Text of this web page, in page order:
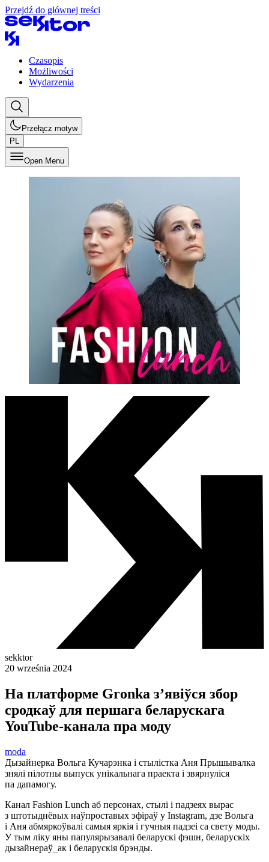
Przejdź do głównej treści
Czasopis
Możliwości
Wydarzenia
Przełącz motyw
PL
Open Menu
sekktor
20 września 2024
На платформе Gronka з’явіўся збор
сродкаў для першага беларускага
YouTube-канала пра моду
moda
Дызайнерка Вольга Кучарэнка і стылістка Аня Прышывалка
знялі пілотны выпуск унікальнага праекта і звярнуліся
па дапамогу.
Канал Fashion Lunch аб персонах, стылі і падзеях вырас
з штотыднёвых наўпроставых эфіраў у Instagram, дзе Вольга
і Аня абмяркоўвалі самыя яркія і гучныя падзеі са свету моды.
У тым ліку яны папулярызавалі беларускі фэшн, беларускіх
дызайнераў_ак і беларускія брэнды.